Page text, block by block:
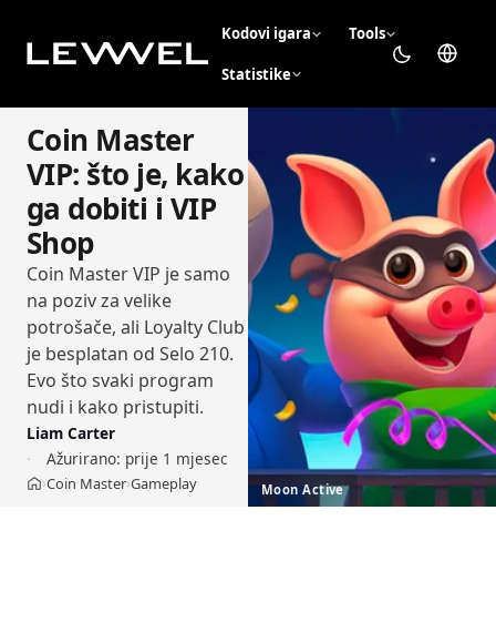
Kodovi igara Tools
Statistike
Coin Master
VIP: što je, kako
ga dobiti i VIP
Shop
Coin Master VIP je samo
na poziv za velike
potrošače, ali Loyalty Club
je besplatan od Selo 210.
Evo što svaki program
nudi i kako pristupiti.
Liam Carter
Ažurirano: prije 1 mjesec
Početna
›Coin Master›Gameplay Moon Active